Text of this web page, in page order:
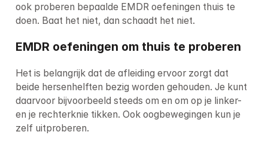
ook proberen bepaalde EMDR oefeningen thuis te
doen. Baat het niet, dan schaadt het niet.
EMDR oefeningen om thuis te proberen
Het is belangrijk dat de afleiding ervoor zorgt dat
beide hersenhelften bezig worden gehouden. Je kunt
daarvoor bijvoorbeeld steeds om en om op je linker-
en je rechterknie tikken. Ook oogbewegingen kun je
zelf uitproberen.